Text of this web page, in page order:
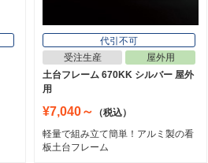
代引不可
受注生産
屋外用
土台フレーム 670KK シルバー 屋外
用
¥7,040～
（税込）
軽量で組み立て簡単！アルミ製の看
板土台フレーム